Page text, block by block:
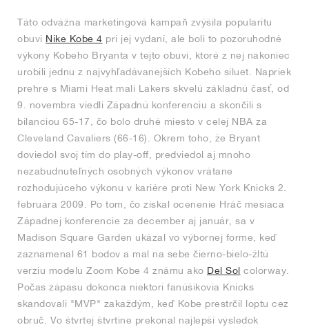
Táto odvážna marketingová kampaň zvýšila popularitu
obuvi Nike Kobe 4 pri jej vydaní, ale boli to pozoruhodné
výkony Kobeho Bryanta v tejto obuvi, ktoré z nej nakoniec
urobili jednu z najvyhľadávanejších Kobeho siluet. Napriek
prehre s Miami Heat mali Lakers skvelú základnú časť, od
9. novembra viedli Západnú konferenciu a skončili s
bilanciou 65-17, čo bolo druhé miesto v celej NBA za
Cleveland Cavaliers (66-16). Okrem toho, že Bryant
doviedol svoj tím do play-off, predviedol aj mnoho
nezabudnuteľných osobných výkonov vrátane
rozhodujúceho výkonu v kariére proti New York Knicks 2.
februára 2009. Po tom, čo získal ocenenie Hráč mesiaca
Západnej konferencie za december aj január, sa v
Madison Square Garden ukázal vo výbornej forme, keď
zaznamenal 61 bodov a mal na sebe čierno-bielo-žltú
verziu modelu Zoom Kobe 4 známu ako Del Sol colorway.
Počas zápasu dokonca niektorí fanúšikovia Knicks
skandovali "MVP" zakaždým, keď Kobe prestrčil loptu cez
obruč. Vo štvrtej štvrtine prekonal najlepší výsledok